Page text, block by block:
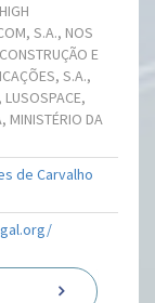
S.A., NOS
E
S.A.,
LUSOSPACE,
MINISTÉRIO DA
de Carvalho